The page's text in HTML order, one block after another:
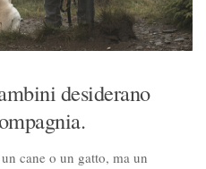
desiderano
cane o un gatto, ma un